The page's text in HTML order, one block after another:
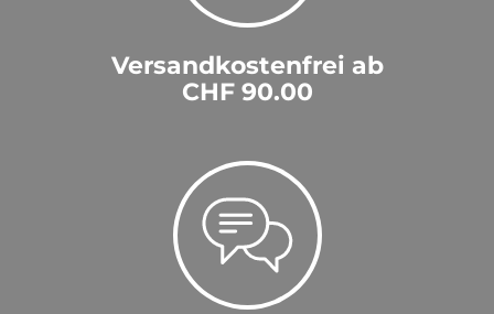
Versandkostenfrei ab
CHF 90.00